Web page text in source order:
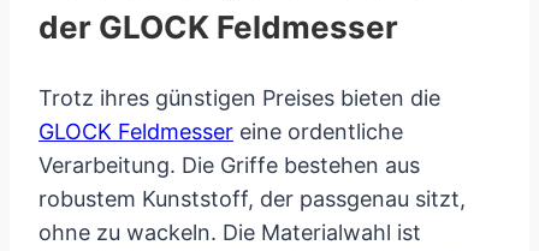
der GLOCK Feldmesser
Trotz ihres günstigen Preises bieten die
GLOCK Feldmesser eine ordentliche
Verarbeitung. Die Griffe bestehen aus
robustem Kunststoff, der passgenau sitzt,
ohne zu wackeln. Die Materialwahl ist